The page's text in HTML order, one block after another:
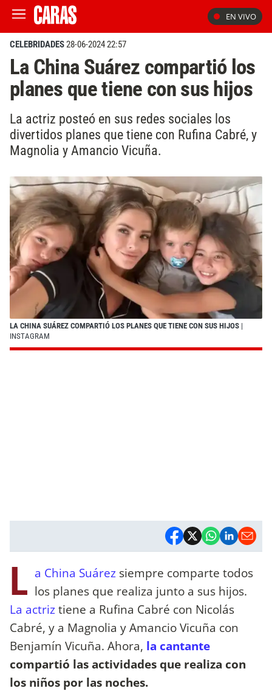
EN VIVO
CELEBRIDADES28-06-2024 22:57
La China Suárez compartió los
planes que tiene con sus hijos
La actriz posteó en sus redes sociales los
divertidos planes que tiene con Rufina Cabré, y
Magnolia y Amancio Vicuña.
LA CHINA SUÁREZ COMPARTIÓ LOS PLANES QUE TIENE CON SUS HIJOS |
INSTAGRAM
L a China Suárez siempre comparte todos
los planes que realiza junto a sus hijos.
La actriztiene a Rufina Cabré con Nicolás
Cabré, y a Magnolia y Amancio Vicuña con
Benjamín Vicuña. Ahora, la cantante
compartió las actividades que realiza con
los niños por las noches.